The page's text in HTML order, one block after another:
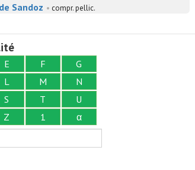
Sandoz • compr. pellic.
E F
G
L M
N
S T
U
Z 1
α